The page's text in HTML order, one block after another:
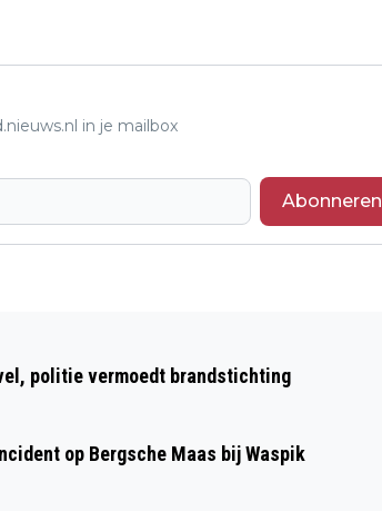
in je mailbox
Abonneren
MOGELIJK SCHADELIJKE
politie vermoedt brandstichting
op Bergsche Maas bij Waspik